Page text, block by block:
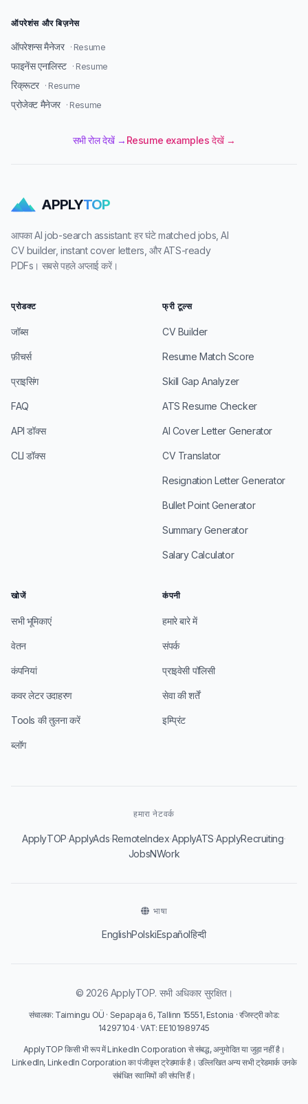
ऑपरेशंस और बिज़नेस
ऑपरेशन्स मैनेजर · Resume
फाइनेंस एनालिस्ट · Resume
रिक्रूटर · Resume
प्रोजेक्ट मैनेजर · Resume
सभी रोल देखें → Resume examples देखें →
APPLYTOP
आपका AI job-search assistant: हर घंटे matched jobs, AI
CV builder, instant cover letters, और ATS-ready
PDFs। सबसे पहले अप्लाई करें।
प्रोडक्ट
जॉब्स
फ़ीचर्स
प्राइसिंग
FAQ
API डॉक्स
CLI डॉक्स
फ्री टूल्स
CV Builder
Resume Match Score
Skill Gap Analyzer
ATS Resume Checker
AI Cover Letter Generator
CV Translator
Resignation Letter Generator
Bullet Point Generator
Summary Generator
Salary Calculator
खोजें
सभी भूमिकाएं
वेतन
कंपनियां
कवर लेटर उदाहरण
Tools की तुलना करें
ब्लॉग
कंपनी
हमारे बारे में
संपर्क
प्राइवेसी पॉलिसी
सेवा की शर्तें
इम्प्रिंट
हमारा नेटवर्क
ApplyTOP·ApplyAds·RemoteIndex·ApplyATS·ApplyRecruiting·
JobsNWork
भाषा
EnglishPolskiEspañolहिन्दी
© 2026 ApplyTOP. सभी अधिकार सुरक्षित।
संचालक: Taimingu OÜ · Sepapaja 6, Tallinn 15551, Estonia · रजिस्ट्री कोड:
14297104 · VAT: EE101989745
ApplyTOP किसी भी रूप में LinkedIn Corporation से संबद्ध, अनुमोदित या जुड़ा नहीं है।
LinkedIn, LinkedIn Corporation का पंजीकृत ट्रेडमार्क है। उल्लिखित अन्य सभी ट्रेडमार्क उनके
संबंधित स्वामियों की संपत्ति हैं।